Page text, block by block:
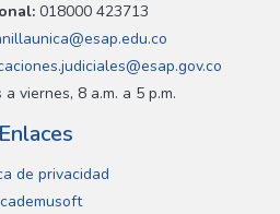
018000 423713
viernes, 8 a.m. a 5 p.m.
Enlaces
de privacidad